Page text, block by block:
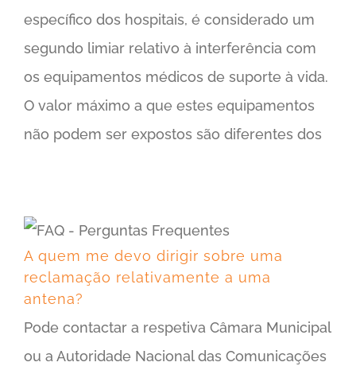
específico dos hospitais, é considerado um
segundo limiar relativo à interferência com
os equipamentos médicos de suporte à vida.
O valor máximo a que estes equipamentos
não podem ser expostos são diferentes dos
A quem me devo dirigir sobre uma
reclamação relativamente a uma
antena?
Pode contactar a respetiva Câmara Municipal
ou a Autoridade Nacional das Comunicações